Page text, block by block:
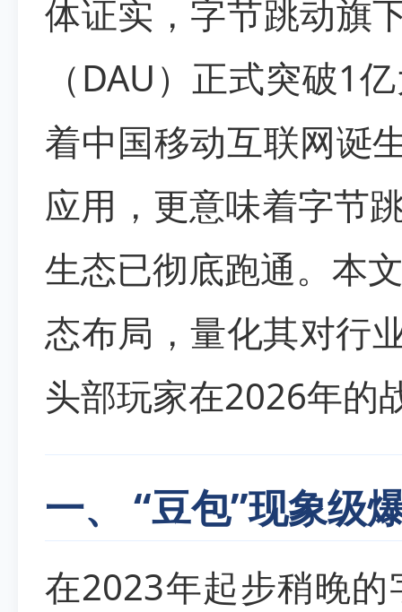
体证实，字节跳动旗
（DAU）正式突破1
着中国移动互联网诞
应用，更意味着字节
生态已彻底跑通。本
态布局，量化其对行
头部玩家在2026年的
一、 “豆包”现象级
在2023年起步稍晚